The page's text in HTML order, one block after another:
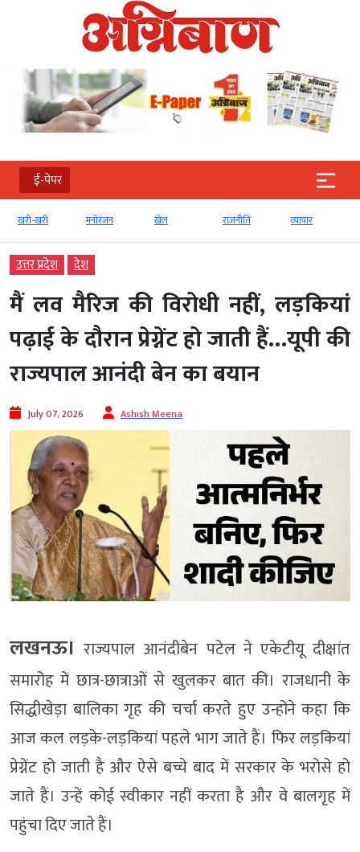
ई-पेपर
खरी-खरी मनोरंजन खेल राजनीति व्‍यापार
उत्तर प्रदेश देश
मैं लव मैरिज की विरोधी नहीं, लड़कियां
पढ़ाई के दौरान प्रेग्नेंट हो जाती हैं…यूपी की
राज्यपाल आनंदी बेन का बयान
July 07, 2026 Ashish Meena
लखनऊ। राज्यपाल आनंदीबेन पटेल ने एकेटीयू दीक्षांत
समारोह में छात्र-छात्राओं से खुलकर बात की। राजधानी के
सिद्धीखेड़ा बालिका गृह की चर्चा करते हुए उन्होंने कहा कि
आज कल लड़के-लड़कियां पहले भाग जाते हैं। फिर लड़कियां
प्रेग्नेंट हो जाती है और ऐसे बच्चे बाद में सरकार के भरोसे हो
जाते हैं। उन्हें कोई स्वीकार नहीं करता है और वे बालगृह में
पहुंचा दिए जाते हैं।